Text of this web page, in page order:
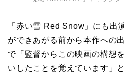
「赤い雪 Red Snow」にも出
ができあがる前から本作への
で「監督からこの映画の構想
いしたことを覚えています」